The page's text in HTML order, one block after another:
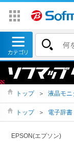
トップ ＞ 液晶モ
トップ ＞ 電子辞
EPSON(エプソン)